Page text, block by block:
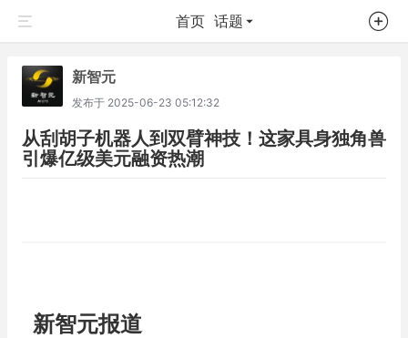
首页 话题
新智元
发布于 2025-06-23 05:12:32
从刮胡子机器人到双臂神技！这家具身独角兽
引爆亿级美元融资热潮
新智元报道